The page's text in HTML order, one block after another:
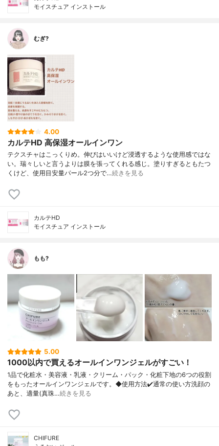
モイスチュア インストール
むぎ?
4.00
カルテHD 高保湿オールインワン
テクスチャはこっくりめ。伸びはいいけど浸透するような使用感ではな
い。瑞々しいと言うよりは膜を張ってくれる感じ。塗りすぎるともたつ
くけど、使用目安量パール2つ分で…続きを見る
カルテHD
モイスチュア インストール
もも?
5.00
1000以内で買えるオールインワンジェルがすごい！
1品で化粧水・美容液・乳液・クリーム・ パック・化粧下地の6つの役割
をもったオ ールインワンジェルです。 ◆使用方法 ✔️通常の使い方 洗顔の
あと、適量(真珠…続きを見る
CHIFURE